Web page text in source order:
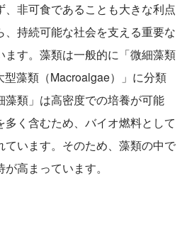
、非可食であることも大きな利点
、持続可能な社会を支える重要な
ます。藻類は一般的に「微細藻類
型藻類（Macroalgae）」に分類
藻類」は高密度での培養が可能
く含むため、バイオ燃料として
ています。そのため、藻類の中で
高まっています。